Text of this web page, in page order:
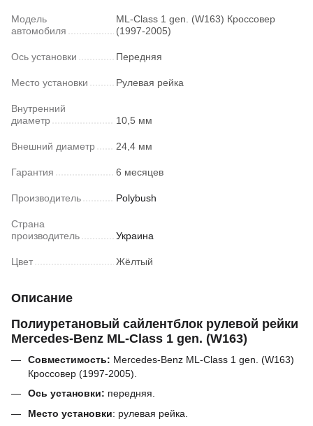
Модель
автомобиля
ML-Class 1 gen. (W163) Кроссовер
(1997-2005)
Ось установки Передняя
Место установки Рулевая рейка
Внутренний
диаметр
10,5 мм
Внешний диаметр 24,4 мм
Гарантия 6 месяцев
Производитель Polybush
Страна
производитель
Украина
Цвет Жёлтый
Описание
Полиуретановый сайлентблок рулевой рейки
Mercedes-Benz ML-Class 1 gen. (W163)
Совместимость: Mercedes-Benz ML-Class 1 gen. (W163)
Кроссовер (1997-2005).
Ось установки: передняя.
Место установки: рулевая рейка.